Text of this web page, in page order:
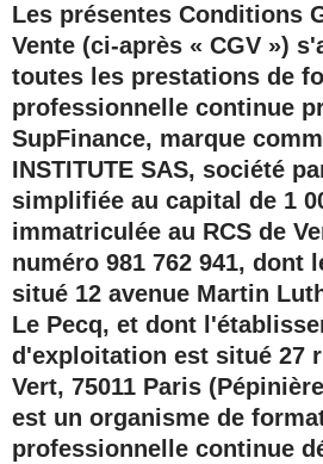
Les présentes Conditions
Vente (ci-après « CGV »)
toutes les prestations de
professionnelle continue
SupFinance, marque
INSTITUTE SAS, société
simplifiée au capital de 1
immatriculée au RCS de
numéro 981 762 941, dont
situé 12 avenue Martin
Le Pecq, et dont
d'exploitation est situé 27
Vert, 75011 Paris
est un organisme de
professionnelle continue